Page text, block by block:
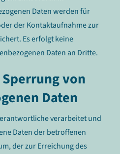
Daten werden für
der Kontaktaufnahme zur
Es erfolgt keine
Daten an Dritte.
von
Daten
verarbeitet und
Daten der betroffenen
der zur Erreichung des